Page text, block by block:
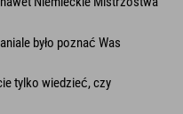
było poznać Was
tylko wiedzieć, czy